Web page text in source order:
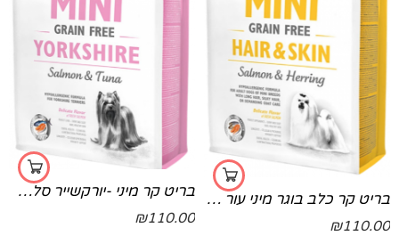
בריט קר כלב בוגר מיני עור ופרווה 2 קג
₪110.00
בריט קר מיני -יורקשייר סלמון וטונה -ורוד 2 קג
₪110.00